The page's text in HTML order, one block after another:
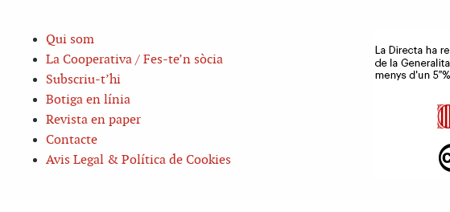
Qui som
La Cooperativa / Fes-te’n sòcia
Subscriu-t’hi
Botiga en línia
Revista en paper
Contacte
Avis Legal & Política de Cookies